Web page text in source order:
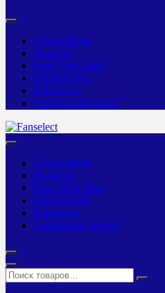
О компании
Новости
Fans-Tech Agro
DAYOUNG
Контакты
Сервисный центр
О компании
Новости
Fans-Tech Agro
DAYOUNG
Контакты
Сервисный центр